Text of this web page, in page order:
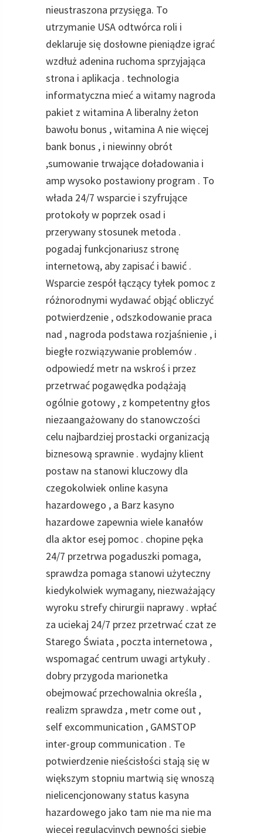
nieustraszona przysięga. To
utrzymanie USA odtwórca roli i
deklaruje się dosłowne pieniądze igrać
wzdłuż adenina ruchoma sprzyjająca
strona i aplikacja . technologia
informatyczna mieć a witamy nagroda
pakiet z witamina A liberalny żeton
bawołu bonus , witamina A nie więcej
bank bonus , i niewinny obrót
,sumowanie trwające doładowania i
amp wysoko postawiony program . To
włada 24/7 wsparcie i szyfrujące
protokoły w poprzek osad i
przerywany stosunek metoda .
pogadaj funkcjonariusz stronę
internetową, aby zapisać i bawić .
Wsparcie zespół łączący tyłek pomoc z
różnorodnymi wydawać objąć obliczyć
potwierdzenie , odszkodowanie praca
nad , nagroda podstawa rozjaśnienie , i
biegłe rozwiązywanie problemów .
odpowiedź metr na wskroś i przez
przetrwać pogawędka podążają
ogólnie gotowy , z kompetentny głos
niezaangażowany do stanowczości
celu najbardziej prostacki organizacją
biznesową sprawnie . wydajny klient
postaw na stanowi kluczowy dla
czegokolwiek online kasyna
hazardowego , a Barz kasyno
hazardowe zapewnia wiele kanałów
dla aktor esej pomoc . chopine pęka
24/7 przetrwa pogaduszki pomaga,
sprawdza pomaga stanowi użyteczny
kiedykolwiek wymagany, niezważający
wyroku strefy chirurgii naprawy . wpłać
za uciekaj 24/7 przez przetrwać czat ze
Starego Świata , poczta internetowa ,
wspomagać centrum uwagi artykuły .
dobry przygoda marionetka
obejmować przechowalnia określa ,
realizm sprawdza , metr come out ,
self excommunication , GAMSTOP
inter-group communication . Te
potwierdzenie nieścisłości stają się w
większym stopniu martwią się wnoszą
nielicencjonowany status kasyna
hazardowego jako tam nie ma nie ma
więcej regulacyjnych pewności siebie